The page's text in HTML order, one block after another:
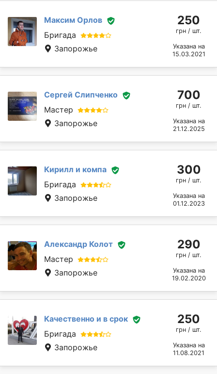
Максим Орлов
Бригада
Запорожье
250
грн / шт.
Указана на
15.03.2021
Сергей Слипченко
Мастер
Запорожье
700
грн / шт.
Указана на
21.12.2025
Кирилл и компа
Бригада
Запорожье
300
грн / шт.
Указана на
01.12.2023
Александр Колот
Мастер
Запорожье
290
грн / шт.
Указана на
19.02.2020
Качественно и в срок
Бригада
Запорожье
250
грн / шт.
Указана на
11.08.2021